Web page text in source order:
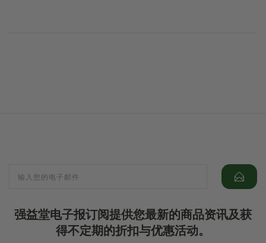
强益堂电子报订阅提供您最新的商品资讯及获
得不定期的折扣与优惠活动。